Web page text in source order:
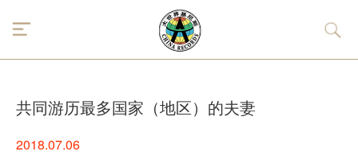
共同游历最多国家（地区）的夫妻
2018.07.06